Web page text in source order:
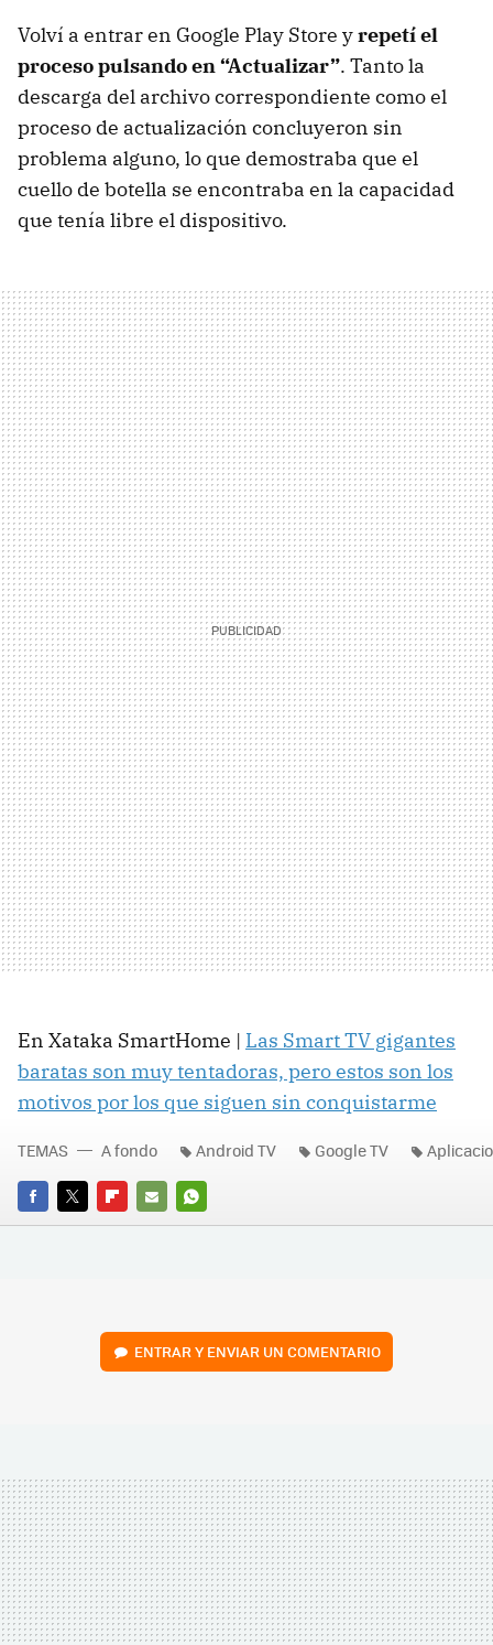
Volví a entrar en Google Play Store yrepetí el
proceso pulsando en “Actualizar”. Tanto la
descarga del archivo correspondiente como el
proceso de actualización concluyeron sin
problema alguno, lo que demostraba que el
cuello de botella se encontraba en la capacidad
que tenía libre el dispositivo.
En Xataka SmartHome | Las Smart TV gigantes
baratas son muy tentadoras, pero estos son los
motivos por los que siguen sin conquistarme
FACEBOOK
TWITTERFLIPBOARD
E-
WHATSAPP
TEMAS A fondo Android TV Google TV
ENTRAR Y ENVIAR UN COMENTARIO